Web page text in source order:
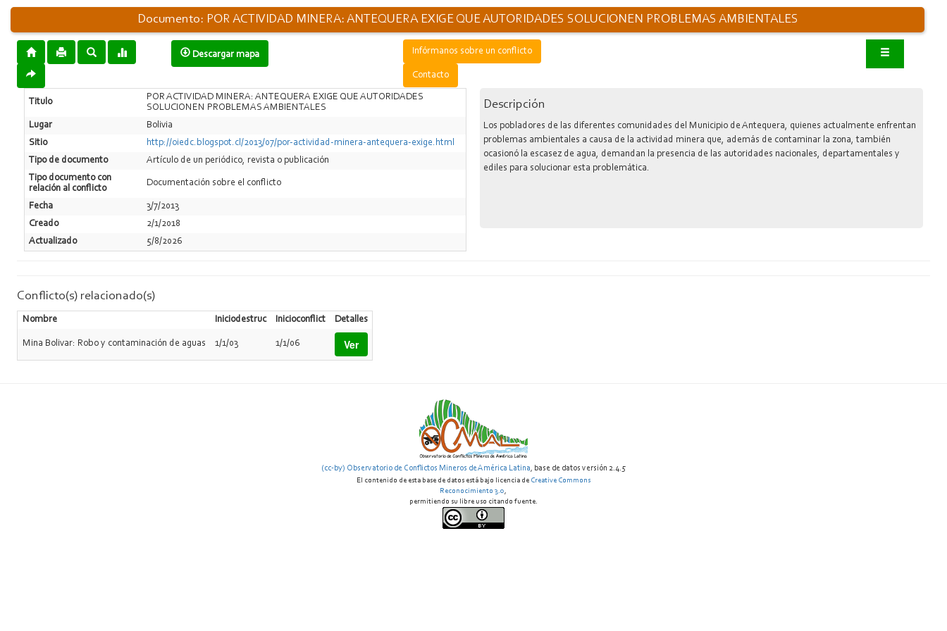
Documento: POR ACTIVIDAD MINERA: ANTEQUERA EXIGE QUE AUTORIDADES SOLUCIONEN PROBLEMAS AMBIENTALES
Descargar mapa Infórmanos sobre un conflicto
Contacto
Titulo
POR ACTIVIDAD MINERA: ANTEQUERA EXIGE QUE AUTORIDADES
SOLUCIONEN PROBLEMAS AMBIENTALES
Lugar
Bolivia
Sitio
http://oiedc.blogspot.cl/2013/07/por-actividad-minera-antequera-exige.html
Tipo de documento
Artí­culo de un periódico, revista o publicación
Tipo documento con
relación al conflicto
Documentación sobre el conflicto
Fecha
3/7/2013
Creado
2/1/2018
Actualizado
5/8/2026
Descripción
Los pobladores de las diferentes comunidades del Municipio de Antequera, quienes actualmente enfrentan
problemas ambientales a causa de la actividad minera que, además de contaminar la zona, también
ocasionó la escasez de agua, demandan la presencia de las autoridades nacionales, departamentales y
ediles para solucionar esta problemática.
Conflicto(s) relacionado(s)
Nombre Iniciodestruc Inicioconflict Detalles
Mina Bolivar: Robo y contaminación de aguas 1/1/03 1/1/06 Ver
(cc-by) Observatorio de Conflictos Mineros de América Latina, base de datos versión 2.4.5
El contenido de esta base de datos está bajo licencia de Creative Commons
Reconocimiento 3.0,
permitiendo su libre uso citando fuente.